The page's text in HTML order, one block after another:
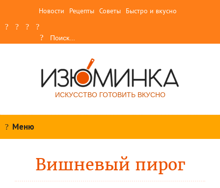
Новости Рецепты Советы Быстро и вкусно
ИСКУССТВО ГОТОВИТЬ ВКУСНО
Меню
Вишневый пирог